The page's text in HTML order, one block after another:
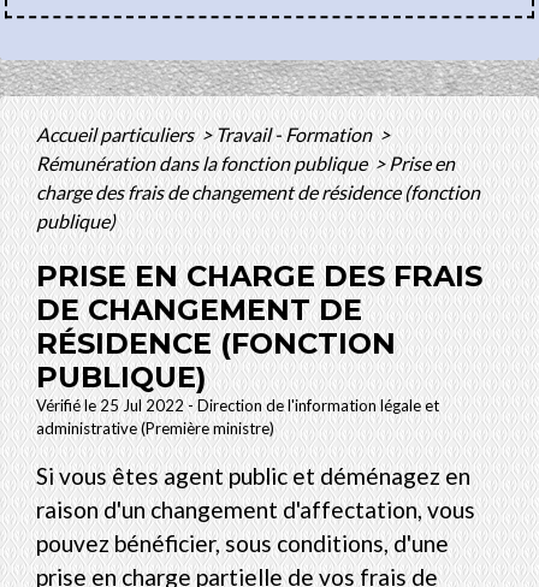
Accueil particuliers>Travail - Formation >
Rémunération dans la fonction publique>Prise en
charge des frais de changement de résidence (fonction
publique)
PRISE EN CHARGE DES FRAIS
DE CHANGEMENT DE
RÉSIDENCE (FONCTION
PUBLIQUE)
Vérifié le 25 Jul 2022 - Direction de l'information légale et
administrative (Première ministre)
Si vous êtes agent public et déménagez en
raison d'un changement d'affectation, vous
pouvez bénéficier, sous conditions, d'une
prise en charge partielle de vos frais de